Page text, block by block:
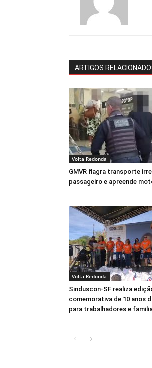
ARTIGOS
Volta Redonda
GMVR flagra transporte
passageiro e apreende
Volta Redonda
Sinduscon-SF realiza
comemorativa de 10 anos
para trabalhadores e